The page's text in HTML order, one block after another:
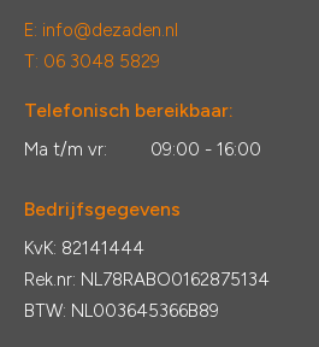
E: info@dezaden.nl
T: 06 3048 5829
Telefonisch bereikbaar:
Ma t/m vr: 09:00 - 16:00
Bedrijfsgegevens
KvK: 82141444
Rek.nr: NL78RABO0162875134
BTW: NL003645366B89